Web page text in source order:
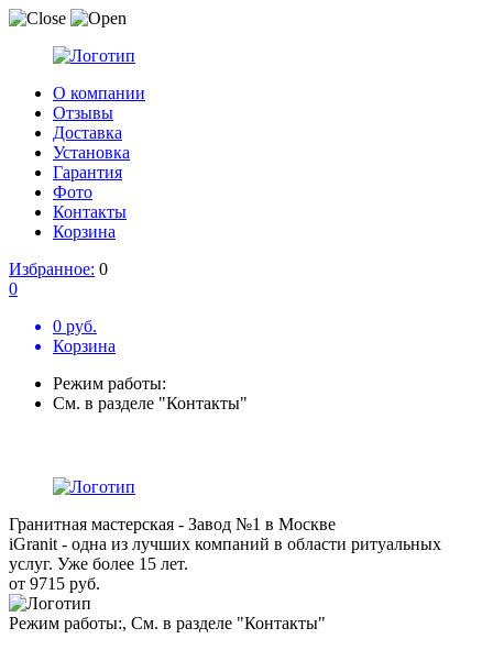
О компании
Отзывы
Доставка
Установка
Гарантия
Фото
Контакты
Корзина
Избранное: 0
0
0 руб.
Корзина
Режим работы:
См. в разделе "Контакты"
Гранитная мастерская - Завод №1 в Москве
iGranit - одна из лучших компаний в области ритуальных
услуг. Уже более 15 лет.
от 9715 руб.
Режим работы:, См. в разделе "Контакты"